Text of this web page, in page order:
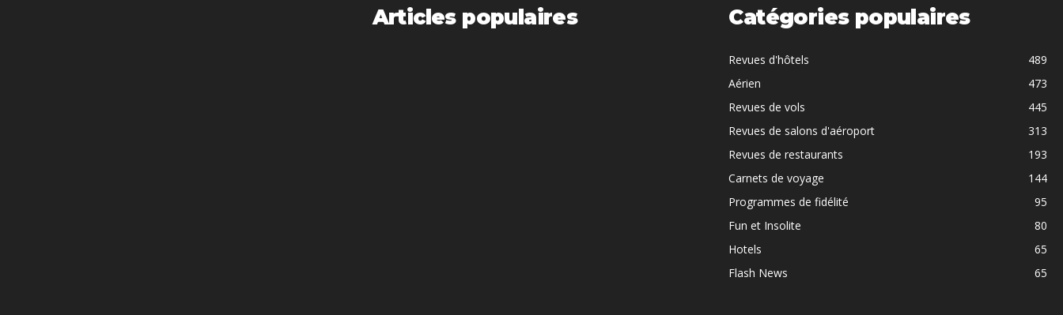
Articles populaires Catégories populaires
Revues d'hôtels
489
Aérien
473
Revues de vols
445
Revues de salons d'aéroport
313
Revues de restaurants
193
Carnets de voyage
144
Programmes de fidélité
95
Fun et Insolite
80
Hotels
65
Flash News
65